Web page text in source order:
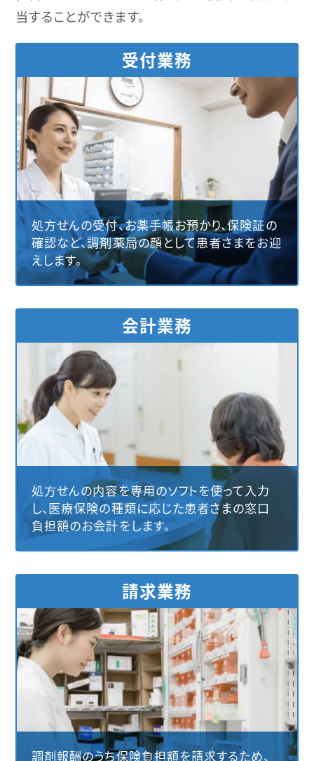
当することができます。
受付業務
処方せんの受付、お薬手帳お預かり、保険証の
確認など、調剤薬局の顔として患者さまをお迎
えします。
会計業務
処方せんの内容を専用のソフトを使って入力
し、医療保険の種類に応じた患者さまの窓口
負担額のお会計をします。
請求業務
調剤報酬のうち保険負担額を請求するため、